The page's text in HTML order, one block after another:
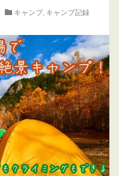
キャンプ, キャンプ記録